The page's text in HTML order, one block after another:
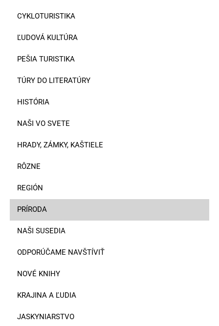
CYKLOTURISTIKA
ĽUDOVÁ KULTÚRA
PEŠIA TURISTIKA
TÚRY DO LITERATÚRY
HISTÓRIA
NAŠI VO SVETE
HRADY, ZÁMKY, KAŠTIELE
RÔZNE
REGIÓN
PRÍRODA
NAŠI SUSEDIA
ODPORÚČAME NAVŠTÍVIŤ
NOVÉ KNIHY
KRAJINA A ĽUDIA
JASKYNIARSTVO